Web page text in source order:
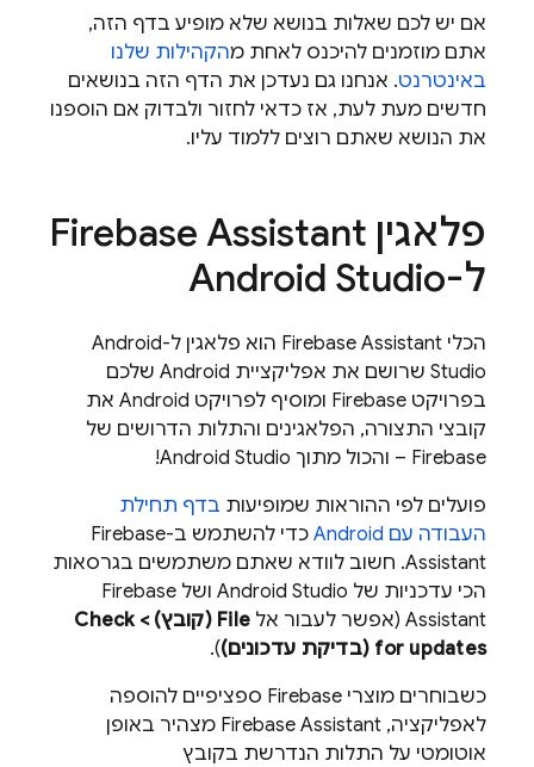
אם יש לכם שאלות בנושא שלא מופיע בדף הזה,
אתם מוזמנים להיכנס לאחת מהקהילות שלנו
באינטרנט. אנחנו גם נעדכן את הדף הזה בנושאים
חדשים מעת לעת, אז כדאי לחזור ולבדוק אם הוספנו
את הנושא שאתם רוצים ללמוד עליו.
פלאגין Firebase Assistant
ל-Android Studio
הכלי Firebase Assistant הוא פלאגין ל-Android
Studio שרושם את אפליקציית Android שלכם
בפרויקט Firebase ומוסיף לפרויקט Android את
קובצי התצורה, הפלאגינים והתלות הדרושים של
Firebase – והכול מתוך Android Studio!
פועלים לפי ההוראות שמופיעות בדף תחילת
העבודה עם Android
כדי להשתמש ב-Firebase
Assistant. חשוב לוודא שאתם משתמשים בגרסאות
הכי עדכניות של Android Studio ושל Firebase
Assistant (אפשר לעבור אל
File (קובץ) > Check
for updates (בדיקת עדכונים)
).
כשבוחרים מוצרי Firebase ספציפיים להוספה
לאפליקציה, Firebase Assistant מצהיר באופן
אוטומטי על התלות הנדרשת בקובץ